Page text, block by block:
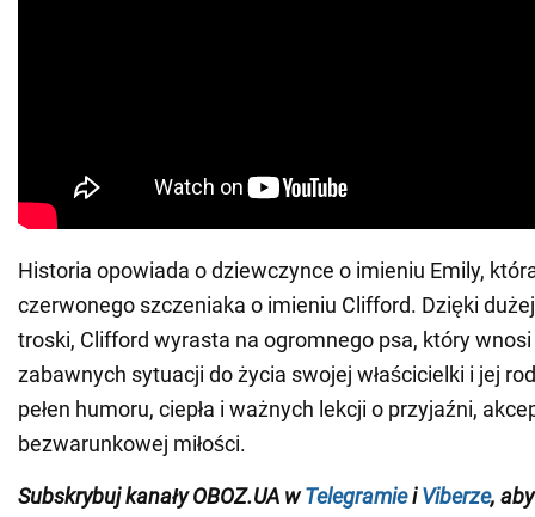
Historia opowiada o dziewczynce o imieniu Emily,
czerwonego szczeniaka o imieniu Clifford. Dzięki
troski, Clifford wyrasta na ogromnego psa, który
zabawnych sytuacji do życia swojej właścicielki i jej
pełen humoru, ciepła i ważnych lekcji o przyjaźni,
bezwarunkowej miłości.
Subskrybuj kanały OBOZ.UA wTelegramieiViberze,